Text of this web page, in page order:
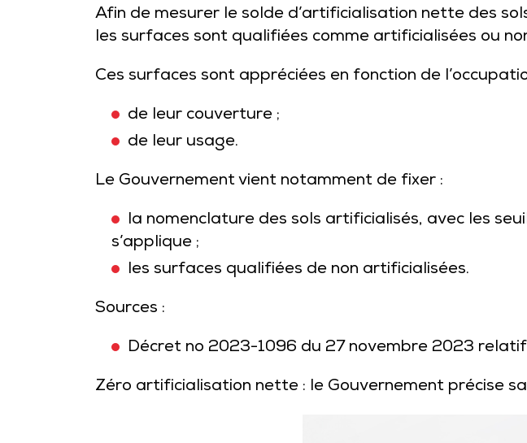
Afin de mesurer le solde d’artificialisation nette des
les surfaces sont qualifiées comme artificialisées ou
Ces surfaces sont appréciées en fonction de
de leur couverture ;
de leur usage.
Le Gouvernement vient notamment de fixer :
la nomenclature des sols artificialisés, avec les
s’applique ;
les surfaces qualifiées de non artificialisées.
Sources :
Décret no 2023-1096 du 27 novembre 2023
Zéro artificialisation nette : le Gouvernement précise